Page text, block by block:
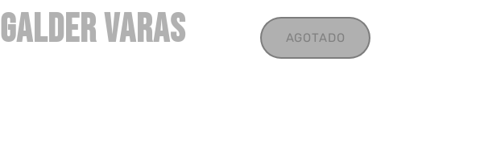
GALDER VARAS AGOTADO